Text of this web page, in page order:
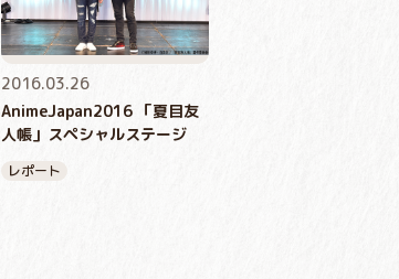
2016.03.26
AnimeJapan2016 「夏目友
人帳」スペシャルステージ
レポート